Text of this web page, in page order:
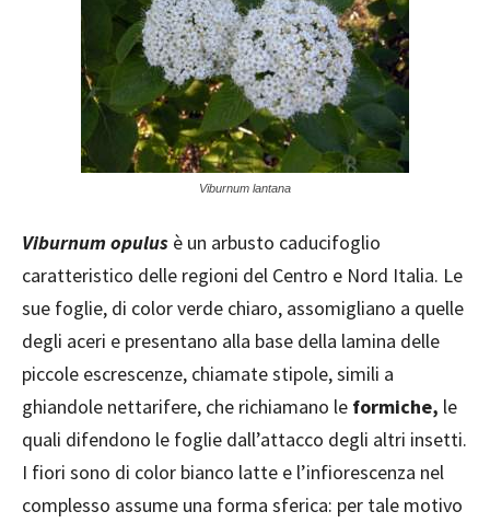
Viburnum lantana
Viburnum opulus è un arbusto caducifoglio
caratteristico delle regioni del Centro e Nord Italia. Le
sue foglie, di color verde chiaro, assomigliano a quelle
degli aceri e presentano alla base della lamina delle
piccole escrescenze, chiamate stipole, simili a
ghiandole nettarifere, che richiamano le formiche, le
quali difendono le foglie dall’attacco degli altri insetti.
I fiori sono di color bianco latte e l’infiorescenza nel
complesso assume una forma sferica: per tale motivo